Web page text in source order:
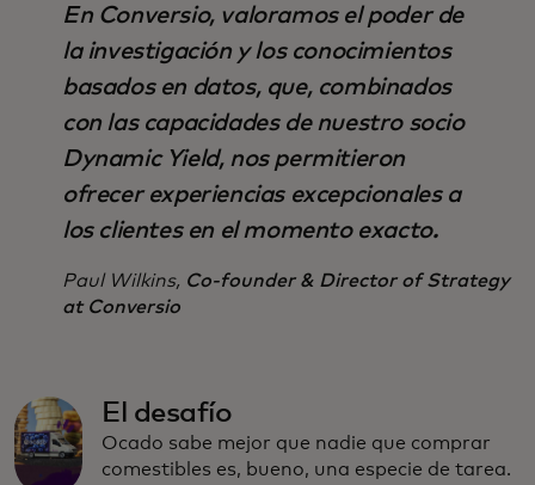
En Conversio, valoramos el poder de
la investigación y los conocimientos
basados en datos, que, combinados
con las capacidades de nuestro socio
Dynamic Yield, nos permitieron
ofrecer experiencias excepcionales a
los clientes en el momento exacto.
Paul Wilkins, Co-founder & Director of Strategy
at Conversio
El desafío
Ocado sabe mejor que nadie que comprar
comestibles es, bueno, una especie de tarea.